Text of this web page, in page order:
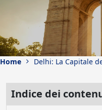
Home Delhi: La Capitale
Indice dei